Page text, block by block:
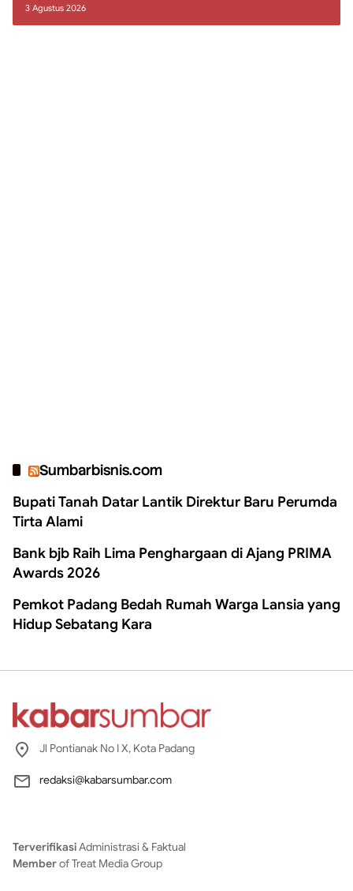
3 Agustus 2026
Sumbarbisnis.com
Bupati Tanah Datar Lantik Direktur Baru Perumda
Tirta Alami
Bank bjb Raih Lima Penghargaan di Ajang PRIMA
Awards 2026
Pemkot Padang Bedah Rumah Warga Lansia yang
Hidup Sebatang Kara
Jl Pontianak No I X, Kota Padang
redaksi@kabarsumbar.com
TerverifikasiAdministrasi & Faktual
Memberof Treat Media Group